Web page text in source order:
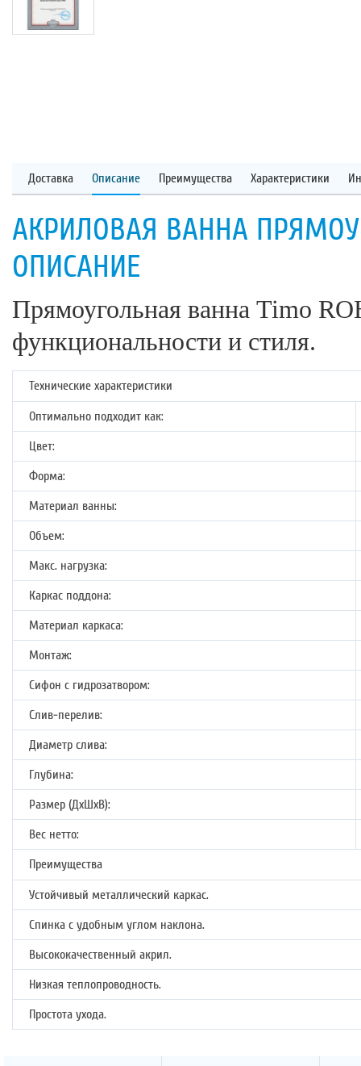
Доставка Описание Преимущества Характеристики
АКРИЛОВАЯ ВАННА
ОПИСАНИЕ
Прямоугольная ванна Timo
функциональности и стиля.
Технические характеристики
Оптимально подходит как:
Цвет:
Форма:
Материал ванны:
Объем:
Макс. нагрузка:
Каркас поддона:
Материал каркаса:
Монтаж:
Сифон с гидрозатвором:
Слив-перелив:
Диаметр слива:
Глубина:
Размер (ДхШхВ):
Вес нетто:
Преимущества
Устойчивый металлический каркас.
Спинка с удобным углом наклона.
Высококачественный акрил.
Низкая теплопроводность.
Простота ухода.